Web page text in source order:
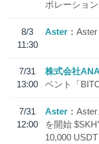
ボレーショ
8/3
11:30
Aster
7/31
13:00
株式会社
ベント「
7/31
12:00
Aster
を開始
10,000 USDT